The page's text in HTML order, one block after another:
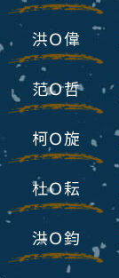
洪Ｏ偉
范Ｏ哲
柯Ｏ旋
杜Ｏ耘
洪Ｏ鈞